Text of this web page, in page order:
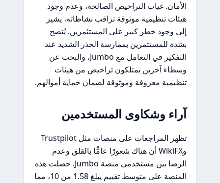
الأمان. غياب التراخيص الصالحة، وعدم وجود
هيئات تنظيمية موثوقة تراقب نشاطاته، يشير
إلى وجود خطر كبير على المستثمرين. يُنصح
بشدة للمستثمرين بممارسة الحذر الشديد عند
التفكير في التعامل مع Jumbo، والبحث عن
وسطاء آخرين يمتلكون تراخيص من هيئات
تنظيمية معروفة وموثوقة لضمان حماية أموالهم.
آراء وشكاوى المستخدمين
تظهر المراجعات على منصات مثل Trustpilot
وWikiFX أن هناك شعورًا عامًّا بالقلق وعدم
الرضا بين مستخدمي منصة Jumbo. حصلت هذه
المنصة على متوسط تقييم يبلغ 1.58 من 10، مما